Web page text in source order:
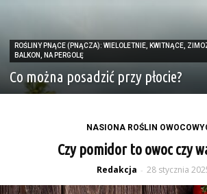
ROŚLINY PNĄCE (PNĄCZA): WIELOLETNIE, KWITNĄCE,
BALKON, NA PERGOLĘ
Co można posadzić przy płocie?
NASIONA ROŚLIN
Czy pomidor to owoc czy
Redakcja - 28 stycznia